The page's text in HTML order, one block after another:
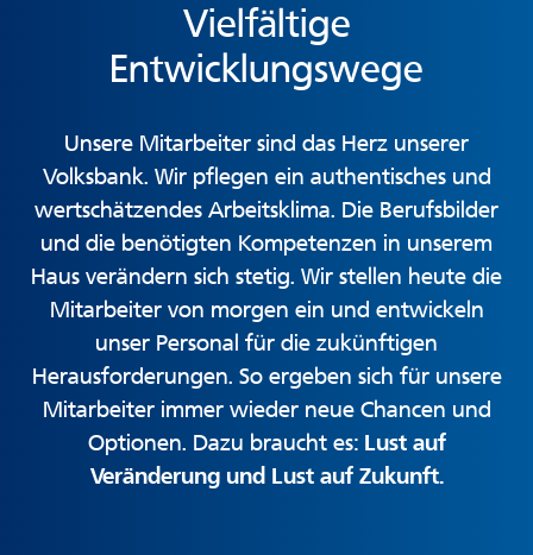
Vielfältige
Entwicklungswege
Unsere Mitarbeiter sind das Herz unserer
Volksbank. Wir pflegen ein authentisches und
wertschätzendes Arbeitsklima. Die Berufsbilder
und die benötigten Kompetenzen in unserem
Haus verändern sich stetig. Wir stellen heute die
Mitarbeiter von morgen ein und entwickeln
unser Personal für die zukünftigen
Herausforderungen. So ergeben sich für unsere
Mitarbeiter immer wieder neue Chancen und
Optionen. Dazu braucht es: Lust auf
Veränderung und Lust auf Zukunft.